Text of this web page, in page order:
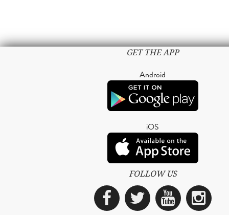
GET THE APP
Android
iOS
FOLLOW US
Facebook
Twitter